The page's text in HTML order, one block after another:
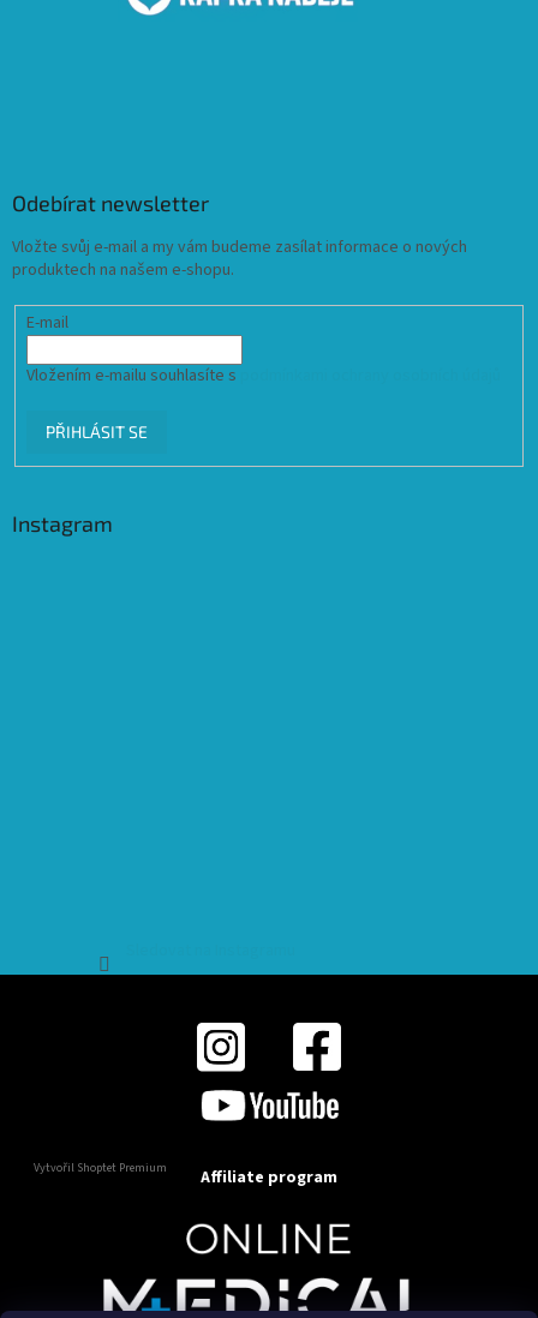
Odebírat newsletter
Vložte svůj e-mail a my vám budeme zasílat informace o nových
produktech na našem e-shopu.
E-mail
Vložením e-mailu souhlasíte s
PŘIHLÁSIT SE
Instagram
Vytvořil Shoptet Premium Affiliate program